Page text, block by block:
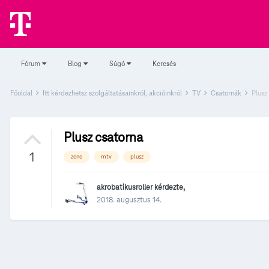
Fórum Blog Súgó Keresés
Főoldal Itt kérdezhetsz szolgáltatásainkról, akcióinkról TV Csatornák
1
Plusz csatorna
zene mtv plusz
akrobatikusrollerkérdezte,
2018. augusztus 14.